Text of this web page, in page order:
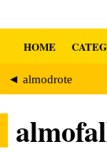
HOME
◄ almodrote